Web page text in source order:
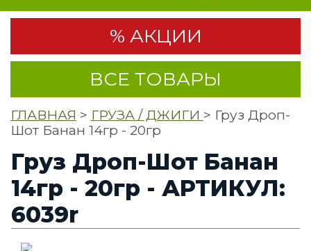
% АКЦИИ
ВСЕ ТОВАРЫ
ГЛАВНАЯ > ГРУЗА / ДЖИГИ > Груз Дроп-
Шот Банан 14гр - 20гр
Груз Дроп-Шот Банан
14гр - 20гр - АРТИКУЛ:
6039r